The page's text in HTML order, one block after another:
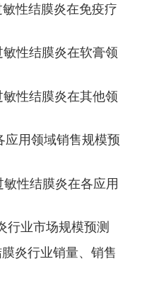
性结膜炎在免疫疗
性结膜炎在软膏领
性结膜炎在其他领
应用领域销售规模预
性结膜炎在各应用
行业市场规模预测
炎行业销量、销售